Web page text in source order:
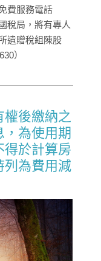
費服務電話
稅局，將有專人
遺贈稅組陳股
）
後繳納之
為使用期
得於計算房
列為費用減